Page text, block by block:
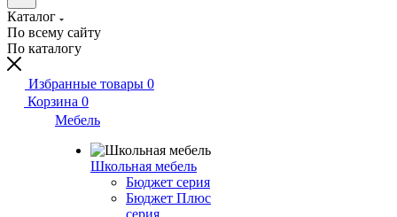
Каталог
По всему сайту
По каталогу
Избранные товары 0
Корзина 0
Мебель
Школьная мебель
Бюджет серия
Бюджет Плюс
серия